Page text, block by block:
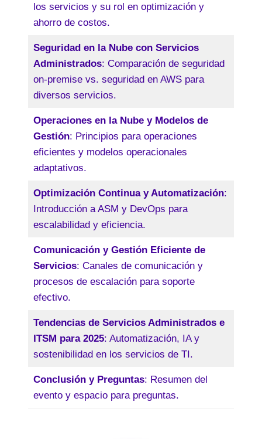
los servicios y su rol en optimización y
ahorro de costos.
Seguridad en la Nube con Servicios
Administrados: Comparación de seguridad
on-premise vs. seguridad en AWS para
diversos servicios.
Operaciones en la Nube y Modelos de
Gestión: Principios para operaciones
eficientes y modelos operacionales
adaptativos.
Optimización Continua y Automatización:
Introducción a ASM y DevOps para
escalabilidad y eficiencia.
Comunicación y Gestión Eficiente de
Servicios: Canales de comunicación y
procesos de escalación para soporte
efectivo.
Tendencias de Servicios Administrados e
ITSM para 2025: Automatización, IA y
sostenibilidad en los servicios de TI.
Conclusión y Preguntas: Resumen del
evento y espacio para preguntas.